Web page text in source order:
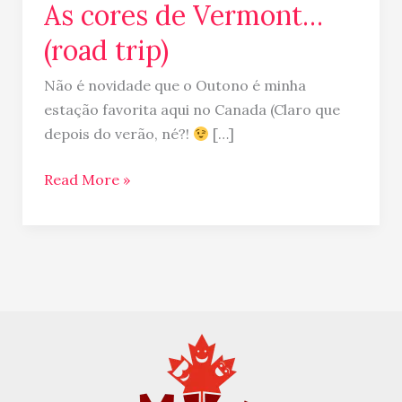
As cores de Vermont…
(road trip)
Não é novidade que o Outono é minha
estação favorita aqui no Canada (Claro que
depois do verão, né?!
[…]
Read More »